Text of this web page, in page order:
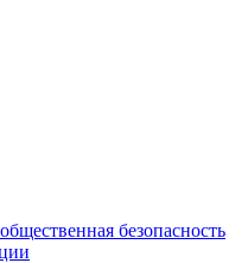
безопасность